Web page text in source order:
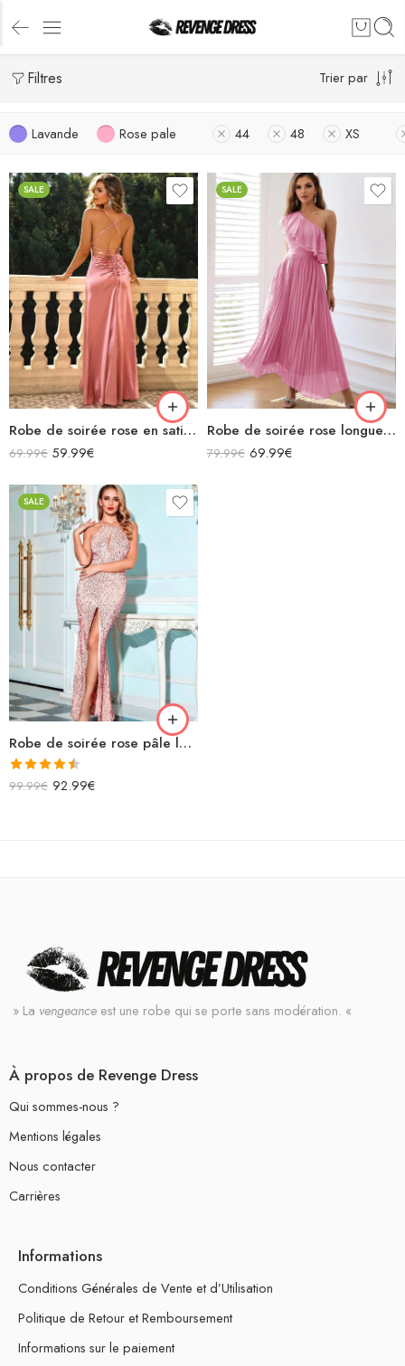
Filtres Trier par
Lavande Rose pale 44 48 XS
SALE
Robe de soirée rose en satin longue fendue col bénitier bretelles spaghettis croisées dans le dos avec lacets
69.99€ 59.99€
SALE
Robe de soirée rose longue asymétrique avec volants plissée
79.99€ 69.99€
SALE
Robe de soirée rose pâle longue à paillettes ras du cou fendue sequins
Note4.50
99.99€ 92.99€
» La vengeance est une robe qui se porte sans modération. «
À propos de Revenge Dress
Qui sommes-nous ?
Mentions légales
Nous contacter
Carrières
Informations
Conditions Générales de Vente et d’Utilisation
Politique de Retour et Remboursement
Informations sur le paiement